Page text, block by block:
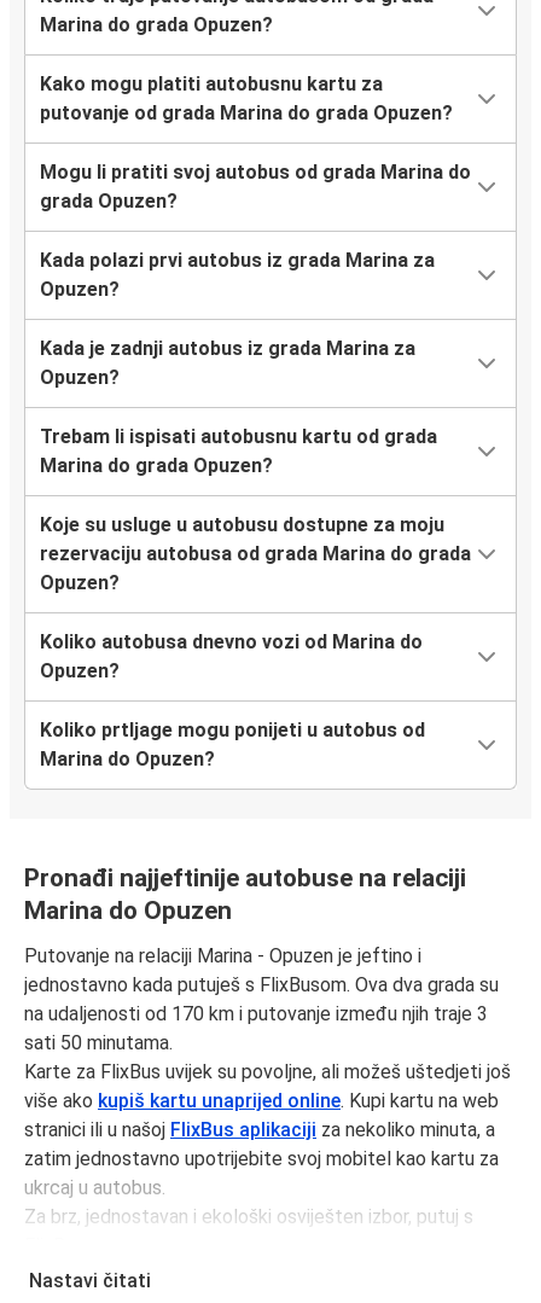
Marina do grada Opuzen?
Kako mogu platiti autobusnu kartu za
putovanje od grada Marina do grada Opuzen?
Mogu li pratiti svoj autobus od grada Marina do
grada Opuzen?
Kada polazi prvi autobus iz grada Marina za
Opuzen?
Kada je zadnji autobus iz grada Marina za
Opuzen?
Trebam li ispisati autobusnu kartu od grada
Marina do grada Opuzen?
Koje su usluge u autobusu dostupne za moju
rezervaciju autobusa od grada Marina do grada
Opuzen?
Koliko autobusa dnevno vozi od Marina do
Opuzen?
Koliko prtljage mogu ponijeti u autobus od
Marina do Opuzen?
Pronađi najjeftinije autobuse na relaciji
Marina do Opuzen
Putovanje na relaciji Marina - Opuzen je jeftino i
jednostavno kada putuješ s FlixBusom. Ova dva grada su
na udaljenosti od 170 km i putovanje između njih traje 3
sati 50 minutama.
Karte za FlixBus uvijek su povoljne, ali možeš uštedjeti još
više ako kupiš kartu unaprijed online. Kupi kartu na web
stranici ili u našoj FlixBus aplikaciji za nekoliko minuta, a
zatim jednostavno upotrijebite svoj mobitel kao kartu za
ukrcaj u autobus.
Za brz, jednostavan i ekološki osviješten izbor, putuj s
Putovanje autobusom iz Marina
Nastavi čitati